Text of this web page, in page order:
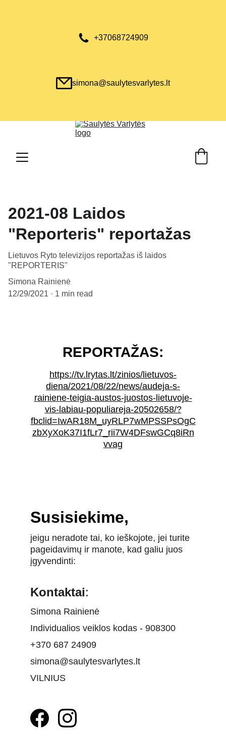
2021-08 Laidos
"Reporteris" reportažas
Lietuvos Ryto televizijos reportažas iš laidos
"REPORTERIS"
Simona Rainienė
12/29/2021
1 min read
REPORTAŽAS:
https://tv.lrytas.lt/zinios/lietuvos-
diena/2021/08/22/news/audeja-s-
rainiene-teigia-austos-juostos-lietuvoje-
vis-labiau-populiareja-20502658/?
fbclid=IwAR18M_uyRLP7wMPSSPsOgC
zbXyXoK37I1fLr7_rii7W4DFswGCq8iRn
vvag
Susisiekime,
jeigu neradote tai, ko ieškojote, jei turite
pageidavimų ir manote, kad galiu juos
įgyvendinti:
Kontaktai:
Simona Rainienė
Individualios veiklos kodas - 908300
+370 687 24909
simona@saulytesvarlytes.lt
VILNIUS
+37068724909
simona@saulytesvarlytes.lt